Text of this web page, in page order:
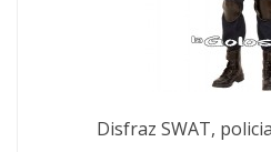
Disfraz SWAT,